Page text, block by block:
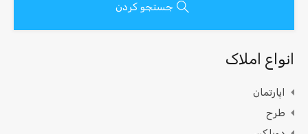
جستجو کردن
انواع املاک
اپارتمان
طرح